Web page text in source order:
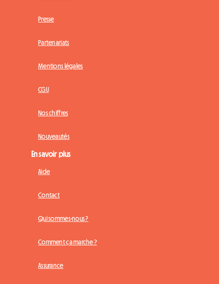
Presse
Partenariats
Mentions légales
CGU
Nos chiffres
Nouveautés
En savoir plus
Aide
Contact
Qui sommes-nous ?
Comment ça marche ?
Assurance